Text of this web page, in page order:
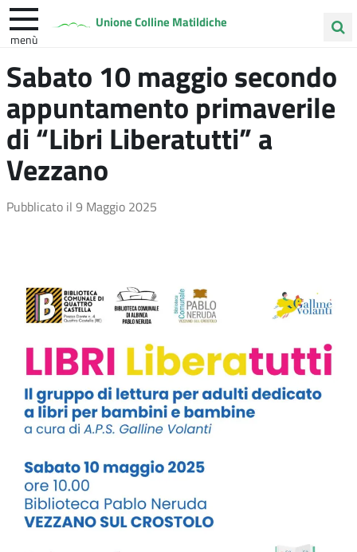
Unione Colline Matildiche
menù
nel
sito
Albinea Quattro Castella Vezzano sul Crostolo
Sabato 10 maggio secondo
appuntamento primaverile
di “Libri Liberatutti” a
Vezzano
Pubblicato il 9 Maggio 2025